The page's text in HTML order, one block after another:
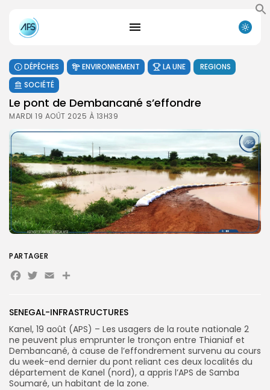
for:
FR
DÉPÊCHES ENVIRONNEMENT LA UNE
REGIONS
SOCIÉTÉ
Le pont de Dembancané s’effondre
MARDI 19 AOÛT 2025 À 13H39
SENEGAL-INFRASTRUCTURES
Kanel, 19 août (APS) – Les usagers de la route nationale 2
ne peuvent plus emprunter le tronçon entre Thianiaf et
Dembancané, à cause de l’effondrement survenu au cours
du week-end dernier du pont reliant ces deux localités du
département de Kanel (nord), a appris l’APS de Samba
Soumaré, un habitant de la zone.
PARTAGER
Facebook
Twitter
EmailPartager